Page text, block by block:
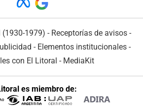
(1930-1979) - Receptorías de avisos -
- Elementos institucionales -
con El Litoral - MediaKit
es miembro de: